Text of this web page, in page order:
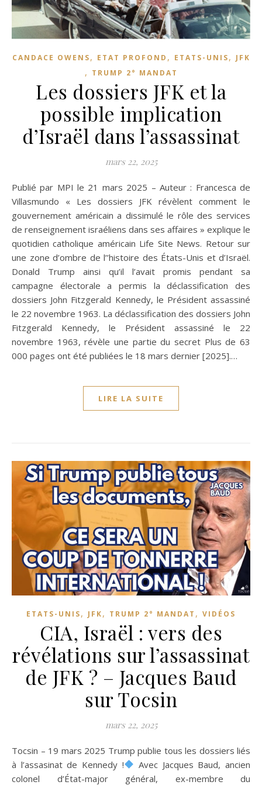
CANDACE OWENS, ETAT PROFOND , ETATS-UNIS, JFK
, TRUMP 2° MANDAT
Les dossiers JFK et la
possible implication
d’Israël dans l’assassinat
mars 22, 2025
Publié par MPI le 21 mars 2025 – Auteur : Francesca de
Villasmundo « Les dossiers JFK révèlent comment le
gouvernement américain a dissimulé le rôle des services
de renseignement israéliens dans ses affaires » explique le
quotidien catholique américain Life Site News. Retour sur
une zone d’ombre de l’’histoire des États-Unis et d’Israël.
Donald Trump ainsi qu’il l’avait promis pendant sa
campagne électorale a permis la déclassification des
dossiers John Fitzgerald Kennedy, le Président assassiné
le 22 novembre 1963. La déclassification des dossiers John
Fitzgerald Kennedy, le Président assassiné le 22
novembre 1963, révèle une partie du secret Plus de 63
000 pages ont été publiées le 18 mars dernier [2025].…
LIRE LA SUITE
ETATS-UNIS, JFK, TRUMP 2° MANDAT , VIDÉOS
CIA, Israël : vers des
révélations sur l’assassinat
de JFK ? – Jacques Baud
sur Tocsin
mars 22, 2025
Tocsin – 19 mars 2025 Trump publie tous les dossiers liés
à l’assasinat de Kennedy !
Avec Jacques Baud, ancien
colonel d’État-major général, ex-membre du